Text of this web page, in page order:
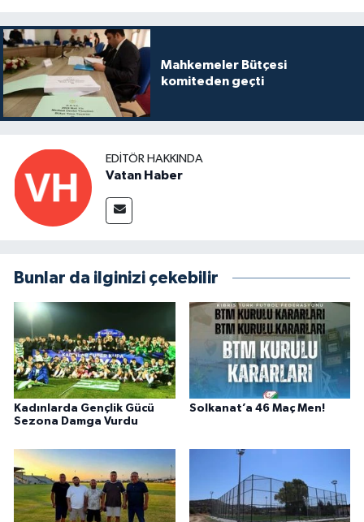
Mahkemeler Bütçesi
komiteden geçti
EDITÖR HAKKINDA
Vatan Haber
Bunlar da ilginizi çekebilir
Kadınlarda Gençlik Gücü
Sezona Damga Vurdu
Solkanat’a 46 Maç Men!